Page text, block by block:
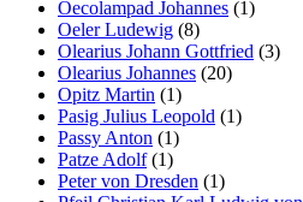
Oecolampad Johannes (1)
Oeler Ludewig (8)
Olearius Johann Gottfried (3)
Olearius Johannes (20)
Opitz Martin (1)
Pasig Julius Leopold (1)
Passy Anton (1)
Patze Adolf(1)
Peter von Dresden (1)